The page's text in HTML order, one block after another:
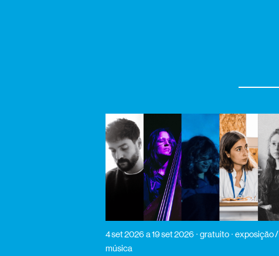
4 set 2026a 19 set 2026 gratuito exposição /
música